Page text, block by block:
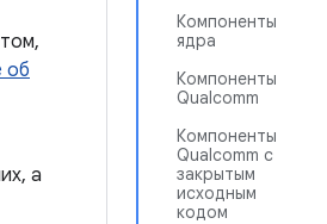
Компоненты
ядра
Компоненты
Qualcomm
Компоненты
Qualcomm с
закрытым
исходным
кодом
об
а